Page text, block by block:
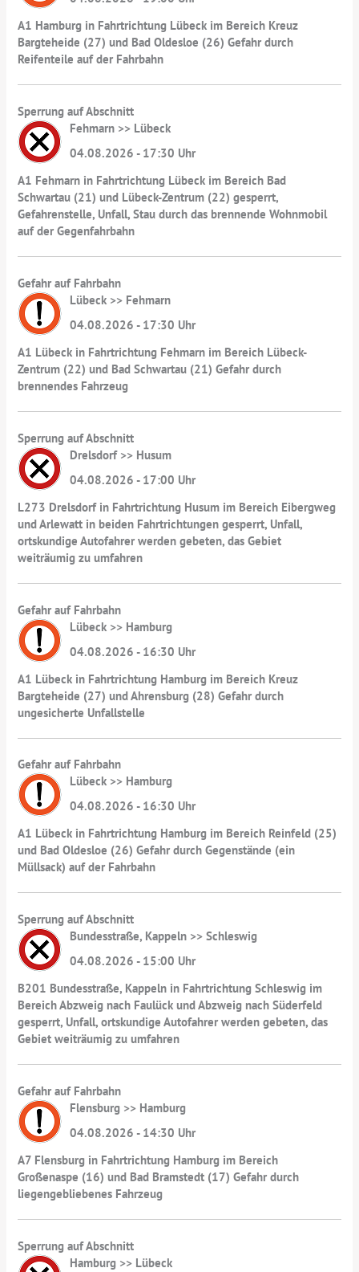
A1 Hamburg in Fahrtrichtung Lübeck im Bereich Kreuz
Bargteheide (27) und Bad Oldesloe (26) Gefahr durch
Reifenteile auf der Fahrbahn
Sperrung auf Abschnitt
Fehmarn >> Lübeck
04.08.2026 - 17:30 Uhr
A1 Fehmarn in Fahrtrichtung Lübeck im Bereich Bad
Schwartau (21) und Lübeck-Zentrum (22) gesperrt,
Gefahrenstelle, Unfall, Stau durch das brennende Wohnmobil
auf der Gegenfahrbahn
Gefahr auf Fahrbahn
Lübeck >> Fehmarn
04.08.2026 - 17:30 Uhr
A1 Lübeck in Fahrtrichtung Fehmarn im Bereich Lübeck-
Zentrum (22) und Bad Schwartau (21) Gefahr durch
brennendes Fahrzeug
Sperrung auf Abschnitt
Drelsdorf >> Husum
04.08.2026 - 17:00 Uhr
L273 Drelsdorf in Fahrtrichtung Husum im Bereich Eibergweg
und Arlewatt in beiden Fahrtrichtungen gesperrt, Unfall,
ortskundige Autofahrer werden gebeten, das Gebiet
weiträumig zu umfahren
Gefahr auf Fahrbahn
Lübeck >> Hamburg
04.08.2026 - 16:30 Uhr
A1 Lübeck in Fahrtrichtung Hamburg im Bereich Kreuz
Bargteheide (27) und Ahrensburg (28) Gefahr durch
ungesicherte Unfallstelle
Gefahr auf Fahrbahn
Lübeck >> Hamburg
04.08.2026 - 16:30 Uhr
A1 Lübeck in Fahrtrichtung Hamburg im Bereich Reinfeld (25)
und Bad Oldesloe (26) Gefahr durch Gegenstände (ein
Müllsack) auf der Fahrbahn
Sperrung auf Abschnitt
Bundesstraße, Kappeln >> Schleswig
04.08.2026 - 15:00 Uhr
B201 Bundesstraße, Kappeln in Fahrtrichtung Schleswig im
Bereich Abzweig nach Faulück und Abzweig nach Süderfeld
gesperrt, Unfall, ortskundige Autofahrer werden gebeten, das
Gebiet weiträumig zu umfahren
Gefahr auf Fahrbahn
Flensburg >> Hamburg
04.08.2026 - 14:30 Uhr
A7 Flensburg in Fahrtrichtung Hamburg im Bereich
Großenaspe (16) und Bad Bramstedt (17) Gefahr durch
liegengebliebenes Fahrzeug
Sperrung auf Abschnitt
Hamburg >> Lübeck